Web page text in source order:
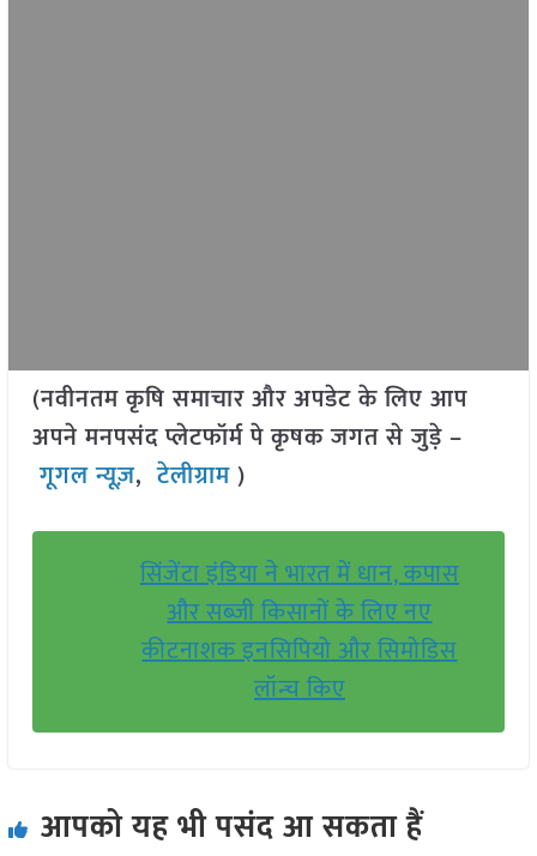
(नवीनतम कृषि समाचार और अपडेट के लिए आप
अपने मनपसंद प्लेटफॉर्म पे कृषक जगत से जुड़े –
गूगल न्यूज़,टेलीग्राम )
सिंजेंटा इंडिया ने भारत में धान, कपास
और सब्जी किसानों के लिए नए
कीटनाशक इनसिपियो और सिमोडिस
लॉन्च किए
आपको यह भी पसंद आ सकता हैं